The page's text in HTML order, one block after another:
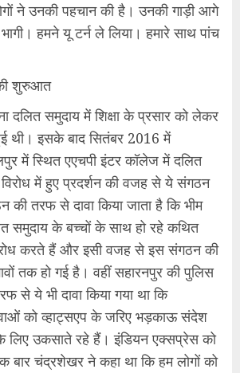
ने उनकी पहचान की है। उनकी गाड़ी आगे
हमने यू टर्न ले लिया। हमारे साथ पांच
शुरुआत
दलित समुदाय में शिक्षा के प्रसार को लेकर
थी। इसके बाद सितंबर 2016 में
में स्थित एएचपी इंटर कॉलेज में दलित
विरोध में हुए प्रदर्शन की वजह से ये संगठन
की तरफ से दावा किया जाता है कि भीम
समुदाय के बच्चों के साथ हो रहे कथित
करते हैं और इसी वजह से इस संगठन की
तक हो गई है। वहीं सहारनपुर की पुलिस
से ये भी दावा किया गया था कि
को व्हाट्सएप के जरिए भड़काऊ संदेश
लिए उकसाते रहे हैं। इंडियन एक्सप्रेस को
बार चंद्रशेखर ने कहा था कि हम लोगों को